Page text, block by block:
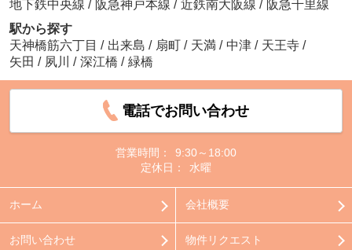
地下鉄中央線 / 阪急神戸本線 / 近鉄南大阪線 / 阪急千里線
駅から探す
天神橋筋六丁目 / 出来島 / 扇町 / 天満 / 中津 / 天王寺 /
矢田 / 夙川 / 深江橋 / 緑橋
電話でお問い合わせ
営業時間：
9:30～18:00
定休日：
水曜
ホーム 会社概要
お問い合わせ 物件リクエスト